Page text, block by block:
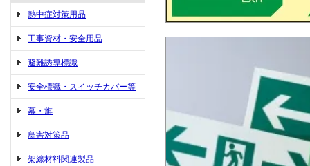
熱中症対策用品
工事資材・安全用品
避難誘導標識
安全標識・スイッチカバー等
幕・旗
鳥害対策品
架線材料関連製品